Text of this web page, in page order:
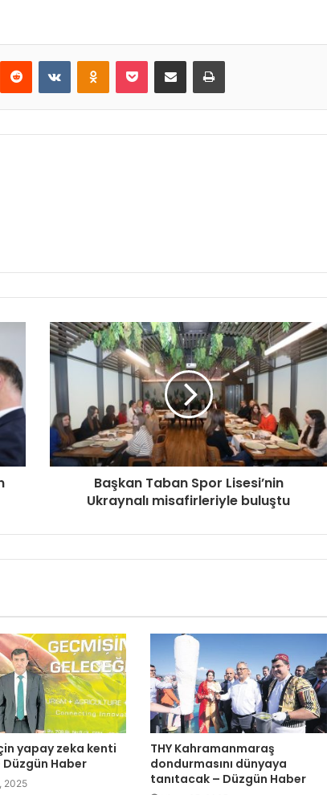
Reddit VKontakteOdnoklassniki
Pocket E-Posta ile paylaş Yazdır
Başkan Taban Spor Lisesi’nin
Ukraynalı misafirleriyle buluştu
yapay zeka kenti
Haber
2025
THY Kahramanmaraş
dondurmasını dünyaya
tanıtacak – Düzgün Haber